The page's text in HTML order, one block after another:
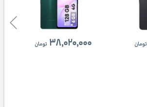
۳۸,۰۲۰,۰۰۰ تومان تومان